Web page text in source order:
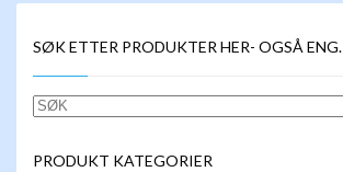
SØK ETTER PRODUKTER HER- OGSÅ ENG.
SØK
PRODUKT KATEGORIER